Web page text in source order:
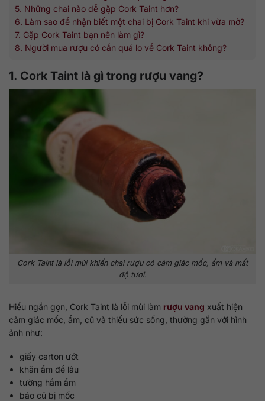
5. Những chai nào dễ gặp Cork Taint hơn?
6. Làm sao để nhận biết một chai bị Cork Taint khi vừa mở?
7. Gặp Cork Taint bạn nên làm gì?
8. Người mua rượu có cần quá lo về Cork Taint không?
1. Cork Taint là gì trong rượu vang?
Cork Taint là lỗi mùi khiến chai rượu có cảm giác mốc, ẩm và mất
độ tươi.
Hiểu ngắn gọn, Cork Taint là lỗi mùi làm rượu vang xuất hiện
cảm giác mốc, ẩm, cũ và thiếu sức sống, thường gắn với hình
ảnh như:
giấy carton ướt
khăn ẩm để lâu
tường hầm ẩm
báo cũ bị mốc